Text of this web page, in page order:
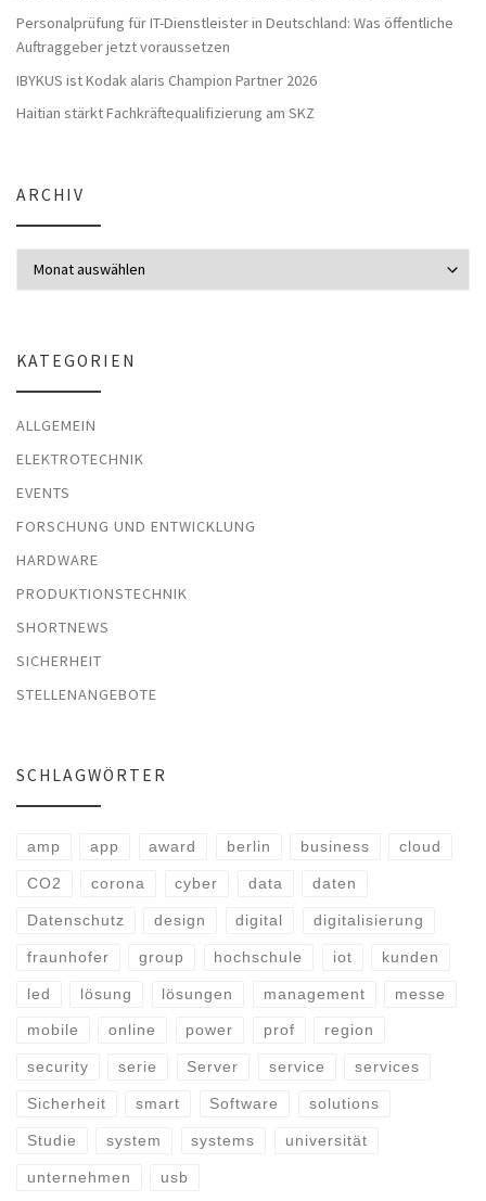
Personalprüfung für IT-Dienstleister in Deutschland: Was öffentliche
Auftraggeber jetzt voraussetzen
IBYKUS ist Kodak alaris Champion Partner 2026
Haitian stärkt Fachkräftequalifizierung am SKZ
ARCHIV
KATEGORIEN
ALLGEMEIN
ELEKTROTECHNIK
EVENTS
FORSCHUNG UND ENTWICKLUNG
HARDWARE
PRODUKTIONSTECHNIK
SHORTNEWS
SICHERHEIT
STELLENANGEBOTE
SCHLAGWÖRTER
amp app award berlin business cloud
CO2 corona cyber data daten
Datenschutz design digital digitalisierung
fraunhofer group hochschule iot kunden
led lösung lösungen management messe
mobile online power prof region
security serie Server service services
Sicherheit smart Software solutions
Studie system systems universität
unternehmen usb